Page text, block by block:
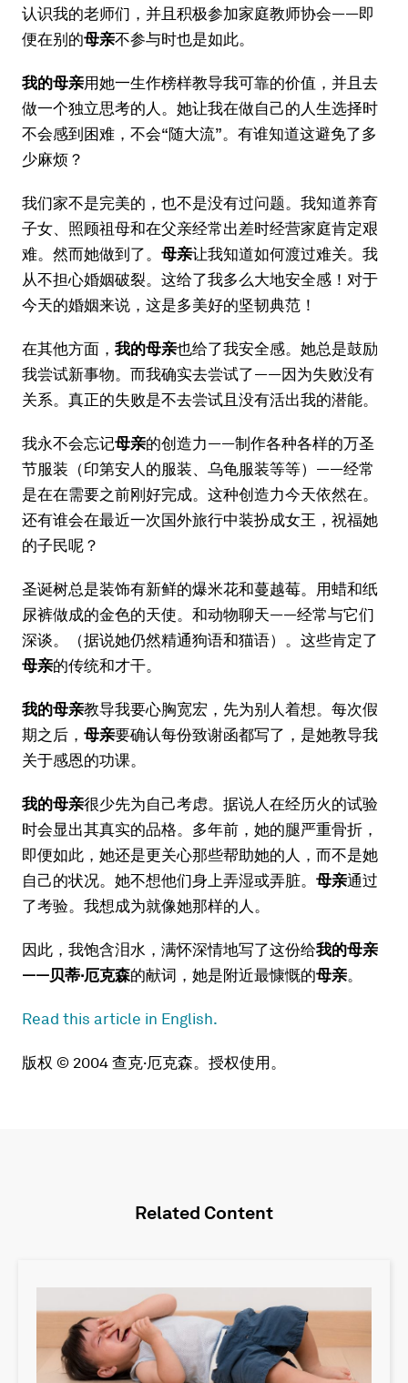
认识我的老师们，并且积极参加家庭教师协会——即
便在别的母亲不参与时也是如此。
我的母亲用她一生作榜样教导我可靠的价值，并且去
做一个独立思考的人。她让我在做自己的人生选择时
不会感到困难，不会“随大流”。有谁知道这避免了多
少麻烦？
我们家不是完美的，也不是没有过问题。我知道养育
子女、照顾祖母和在父亲经常出差时经营家庭肯定艰
难。然而她做到了。 母亲让我知道如何渡过难关。我
从不担心婚姻破裂。这给了我多么大地安全感！对于
今天的婚姻来说，这是多美好的坚韧典范！
在其他方面， 我的母亲也给了我安全感。她总是鼓励
我尝试新事物。而我确实去尝试了——因为失败没有
关系。真正的失败是不去尝试且没有活出我的潜能。
我永不会忘记母亲的创造力——制作各种各样的万圣
节服装（印第安人的服装、乌龟服装等等）——经常
是在在需要之前刚好完成。这种创造力今天依然在。
还有谁会在最近一次国外旅行中装扮成女王，祝福她
的子民呢？
圣诞树总是装饰有新鲜的爆米花和蔓越莓。用蜡和纸
尿裤做成的金色的天使。和动物聊天——经常与它们
深谈。（据说她仍然精通狗语和猫语）。这些肯定了
母亲的传统和才干。
我的母亲教导我要心胸宽宏，先为别人着想。每次假
期之后， 母亲要确认每份致谢函都写了，是她教导我
关于感恩的功课。
我的母亲很少先为自己考虑。据说人在经历火的试验
时会显出其真实的品格。多年前，她的腿严重骨折，
即便如此，她还是更关心那些帮助她的人，而不是她
自己的状况。她不想他们身上弄湿或弄脏。 母亲通过
了考验。我想成为就像她那样的人。
因此，我饱含泪水，满怀深情地写了这份给我的母亲
——贝蒂·厄克森的献词，她是附近最慷慨的母亲。
Read this article in English.
版权 © 2004 查克·厄克森。授权使用。
Related Content